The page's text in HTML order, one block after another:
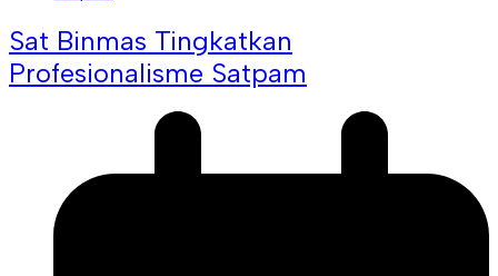
Sat Binmas Tingkatkan
Profesionalisme Satpam